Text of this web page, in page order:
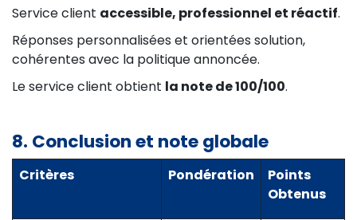
Service client accessible, professionnel et réactif.
Réponses personnalisées et orientées solution,
cohérentes avec la politique annoncée.
Le service client obtient la note de 100/100.
8. Conclusion et note globale
Critères Pondération
Points
Obtenus